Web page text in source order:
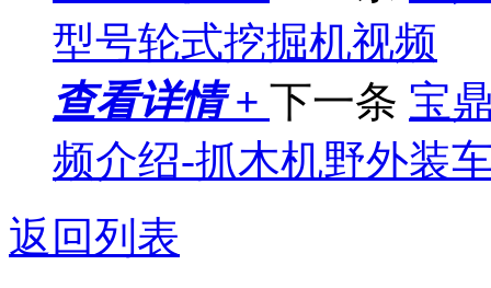
型号轮式挖掘机视频
查看详情 + 下一条 宝
频介绍-抓木机野外装
返回列表